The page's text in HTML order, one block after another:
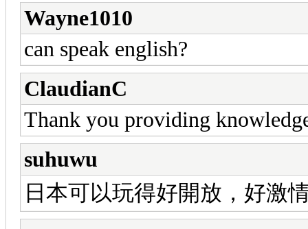
Wayne1010
can speak english?
ClaudianC
Thank you providing
suhuwu
日本可以玩得好開放，好激